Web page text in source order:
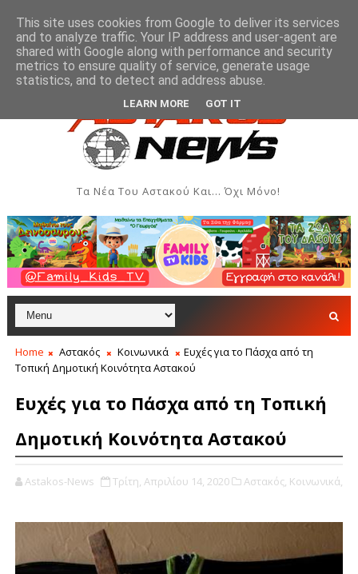
- Αύγουστος 2026 ΑΣΤΑΚΌΣ Όρθρος και Θεία
Τα Νέα Του Αστακού Και... Όχι Μόνο!
Home Αστακός Κοινωνικά
Ευχές για το Πάσχα από τη
Τοπική Δημοτική Κοινότητα Αστακού
Ευχές για το Πάσχα από τη Τοπική
Δημοτική Κοινότητα Αστακού
Astakos-News Τρίτη, Απριλίου 14, 2020 Αστακός, Κοινωνικά,
This site uses cookies from Google to deliver its services
and to analyze traffic. Your IP address and user-agent are
shared with Google along with performance and security
metrics to ensure quality of service, generate usage
statistics, and to detect and address abuse.
LEARN MORE GOT IT